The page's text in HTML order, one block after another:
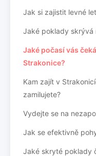
Jak si zajistit levné
Jaké poklady skrývá
Jaké počasí vás
Strakonice?
Kam zajít v
zamilujete?
Vydejte se na
Jak se efektivně
Jaké skryté poklady